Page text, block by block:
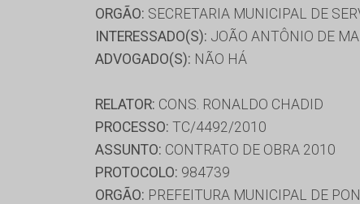
ORGÃO: SECRETARIA MUNICIPAL DE
INTERESSADO(S): JOÃO ANTÔNIO DE
ADVOGADO(S): NÃO HÁ
RELATOR: CONS. RONALDO CHADID
PROCESSO: TC/4492/2010
ASSUNTO: CONTRATO DE OBRA 2010
PROTOCOLO: 984739
ORGÃO: PREFEITURA MUNICIPAL DE